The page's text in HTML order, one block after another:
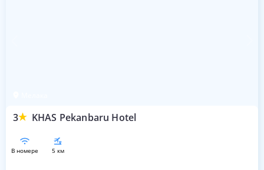
3 KHAS Pekanbaru Hotel
в номере 5 км